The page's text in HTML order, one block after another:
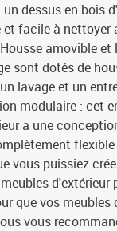
dessus en bois
et facile à nettoyer
amovible et
sont dotés de
lavage et un
modulaire : cet
a une
vous puissiez
d'extérieur
que vos meubles
vous